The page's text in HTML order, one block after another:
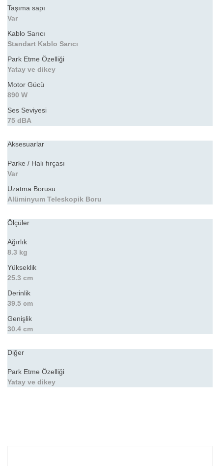
Taşıma sapı
Var
Kablo Sarıcı
Standart Kablo Sarıcı
Park Etme Özelliği
Yatay ve dikey
Motor Gücü
890 W
Ses Seviyesi
75 dBA
Aksesuarlar
Parke / Halı fırçası
Var
Uzatma Borusu
Alüminyum Teleskopik Boru
Ölçüler
Ağırlık
8.3 kg
Yükseklik
25.3 cm
Derinlik
39.5 cm
Genişlik
30.4 cm
Diğer
Park Etme Özelliği
Yatay ve dikey